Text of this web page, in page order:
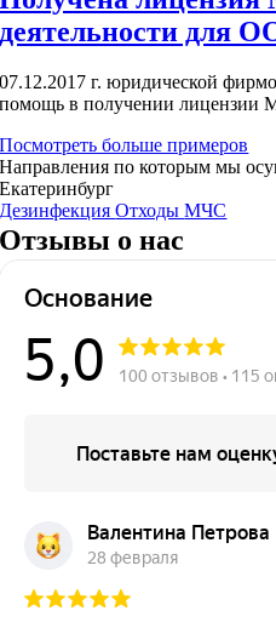
деятельности для
07.12.2017 г. юридической
помощь в получении
Посмотреть больше примеров
Направления по которым мы
Екатеринбург
ДезинфекцияОтходыМЧС
Отзывы о нас